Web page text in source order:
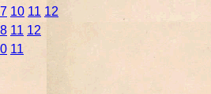
10 11 12
11 12
11